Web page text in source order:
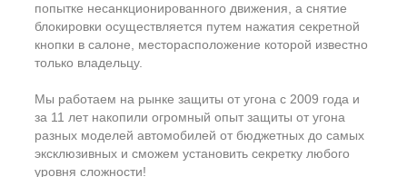
попытке несанкционированного движения, а снятие
блокировки осуществляется путем нажатия секретной
кнопки в салоне, месторасположение которой известно
только владельцу.
Мы работаем на рынке защиты от угона с 2009 года и
за 11 лет накопили огромный опыт защиты от угона
разных моделей автомобилей от бюджетных до самых
эксклюзивных и сможем установить секретку любого
уровня сложности!